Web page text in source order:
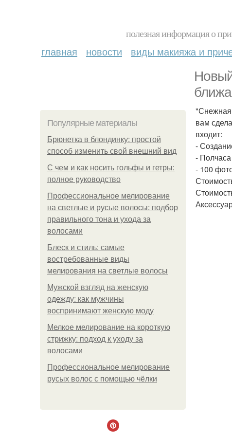
полезная информация о
главная новости виды макияжа и
Популярные материалы
Брюнетка в блондинку: простой
способ изменить свой внешний вид
С чем и как носить гольфы и гетры:
полное руководство
Профессиональное мелирование
на светлые и русые волосы: подбор
правильного тона и ухода за
волосами
Блеск и стиль: самые
востребованные виды
мелирования на светлые волосы
Мужской взгляд на женскую
одежду: как мужчины
воспринимают женскую моду
Мелкое мелирование на короткую
стрижку: подход к уходу за
волосами
Профессиональное мелирование
русых волос с помощью чёлки
"Снежная
вам
входит:
-
-
- 100